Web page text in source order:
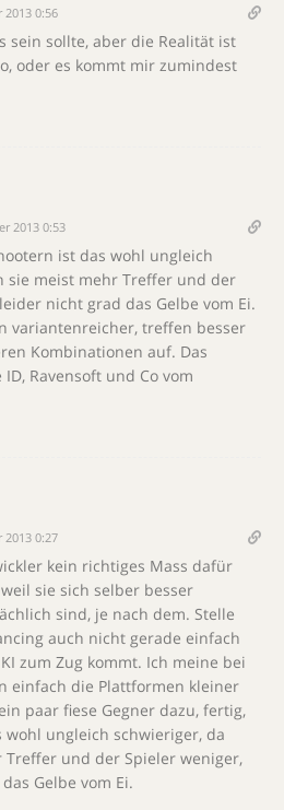
2013 0:56
sein sollte, aber die Realität ist
oder es kommt mir zumindest
2013 0:53
ist das wohl ungleich
sie meist mehr Treffer und der
nicht grad das Gelbe vom Ei.
variantenreicher, treffen besser
Kombinationen auf. Das
Ravensoft und Co vom
2013 0:27
kein richtiges Mass dafür
sie sich selber besser
sind, je nach dem. Stelle
auch nicht gerade einfach
zum Zug kommt. Ich meine bei
einfach die Plattformen kleiner
paar fiese Gegner dazu, fertig,
ungleich schwieriger, da
und der Spieler weniger,
Gelbe vom Ei.